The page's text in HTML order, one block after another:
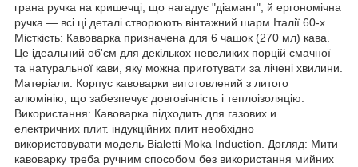
грана ручка на кришечці, що нагадує "діамант", й ергономічна
ручка — всі ці деталі створюють вінтажний шарм Італії 60-х.
Місткість: Кавоварка призначена для 6 чашок (270 мл) кава.
Це ідеальний об'єм для декількох невеликих порцій смачної
та натуральної кави, яку можна приготувати за лічені хвилини.
Матеріали: Корпус кавоварки виготовлений з литого
алюмінію, що забезпечує довговічність і теплоізоляцію.
Використання: Кавоварка підходить для газових и
електричних плит. індукційних плит необхідно
використовувати модель Bialetti Moka Induction. Догляд: Мити
кавоварку треба ручним способом без використання мийних